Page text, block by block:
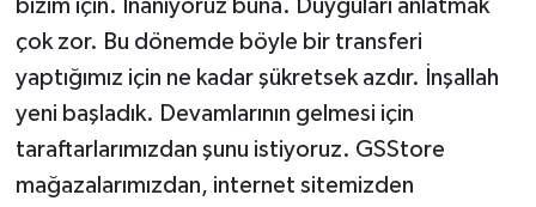
bizim için. İnanıyoruz buna. Duyguları anlatmak
çok zor. Bu dönemde böyle bir transferi
yaptığımız için ne kadar şükretsek azdır. İnşallah
yeni başladık. Devamlarının gelmesi için
taraftarlarımızdan şunu istiyoruz. GSStore
mağazalarımızdan, internet sitemizden